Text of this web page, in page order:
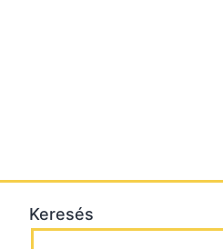
Keresés